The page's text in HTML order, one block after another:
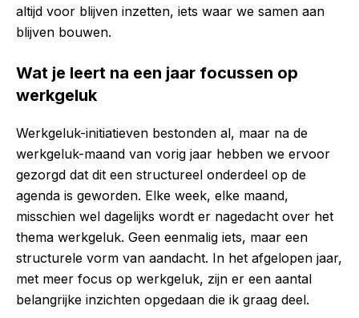
altijd voor blijven inzetten, iets waar we samen aan
blijven bouwen.
Wat je leert na een jaar focussen op
werkgeluk
Werkgeluk-initiatieven bestonden al, maar na de
werkgeluk-maand van vorig jaar hebben we ervoor
gezorgd dat dit een structureel onderdeel op de
agenda is geworden. Elke week, elke maand,
misschien wel dagelijks wordt er nagedacht over het
thema werkgeluk. Geen eenmalig iets, maar een
structurele vorm van aandacht. In het afgelopen jaar,
met meer focus op werkgeluk, zijn er een aantal
belangrijke inzichten opgedaan die ik graag deel.